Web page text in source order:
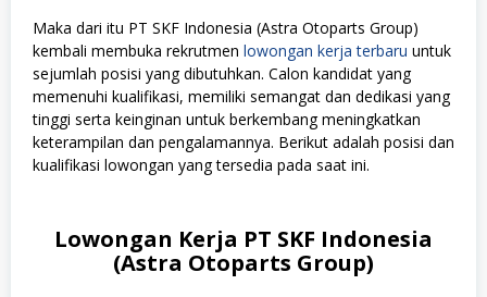
Maka dari itu PT SKF Indonesia (Astra Otoparts Group)
kembali membuka rekrutmen lowongan kerja terbaru untuk
sejumlah posisi yang dibutuhkan. Calon kandidat yang
memenuhi kualifikasi, memiliki semangat dan dedikasi yang
tinggi serta keinginan untuk berkembang meningkatkan
keterampilan dan pengalamannya. Berikut adalah posisi dan
kualifikasi lowongan yang tersedia pada saat ini.
Lowongan Kerja PT SKF Indonesia
(Astra Otoparts Group)